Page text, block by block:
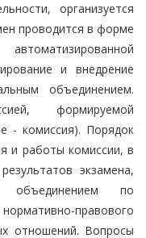
организуется
проводится в форме
и внедрение
объединением.
формируемой
- комиссия). Порядок
и работы комиссии, в
экзамена,
объединением по
правового
отношений. Вопросы